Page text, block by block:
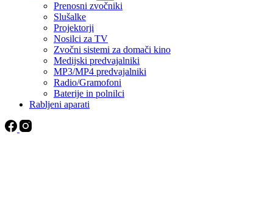
Prenosni zvočniki
Slušalke
Projektorji
Nosilci za TV
Zvočni sistemi za domači kino
Medijski predvajalniki
MP3/MP4 predvajalniki
Radio/Gramofoni
Baterije in polnilci
Rabljeni aparati